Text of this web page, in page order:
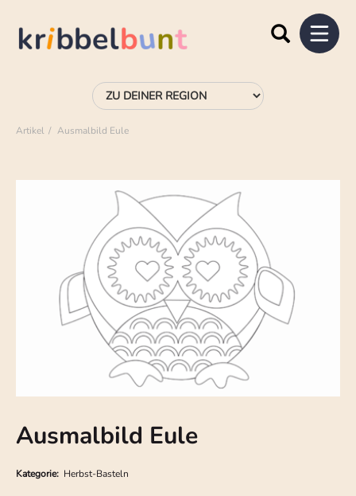
Artikel Ausmalbild Eule
Ausmalbild Eule
Kategorie: Herbst-Basteln